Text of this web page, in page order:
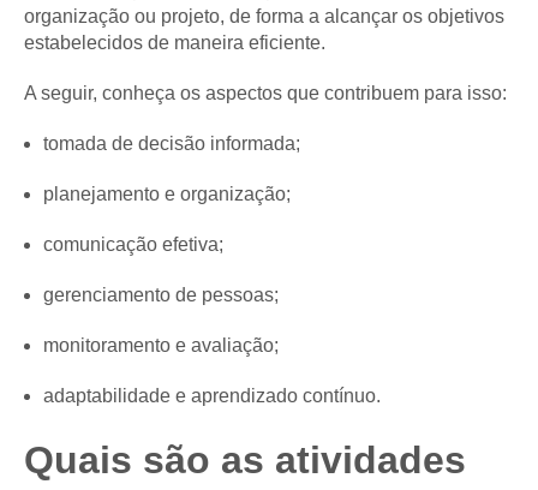
organização ou projeto, de forma a alcançar os objetivos
estabelecidos de maneira eficiente.
A seguir, conheça os aspectos que contribuem para isso:
tomada de decisão informada;
planejamento e organização;
comunicação efetiva;
gerenciamento de pessoas;
monitoramento e avaliação;
adaptabilidade e aprendizado contínuo.
Quais são as atividades